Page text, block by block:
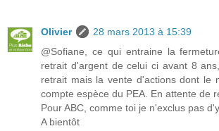
Olivier
28 mars 2013 à 15:39
@Sofiane, ce qui entraine la
retrait d'argent de celui ci avant 8
retrait mais la vente d'actions dont le
compte espèce du PEA. En attente de
Pour ABC, comme toi je n'exclus pas
A bientôt